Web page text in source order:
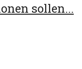
sollen...